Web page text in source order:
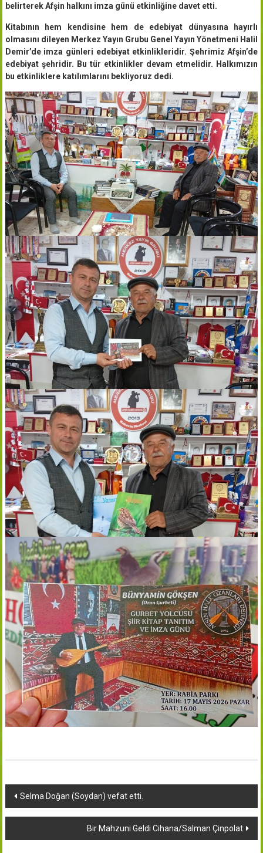
belirterek Afşin halkını imza günü etkinliğine davet etti.
Kitabının hem kendisine hem de edebiyat dünyasına hayırlı
olmasını dileyen Merkez Yayın Grubu Genel Yayın Yönetmeni Halil
Demir’de imza günleri edebiyat etkinlikleridir. Şehrimiz Afşin’de
edebiyat şehridir. Bu tür etkinlikler devam etmelidir. Halkımızın
bu etkinliklere katılımlarını bekliyoruz dedi.
Yazı
dolaşımı
Selma Doğan (Soydan) vefat etti.
Bir Mahzuni Geldi Cihana/Salman Çinpolat